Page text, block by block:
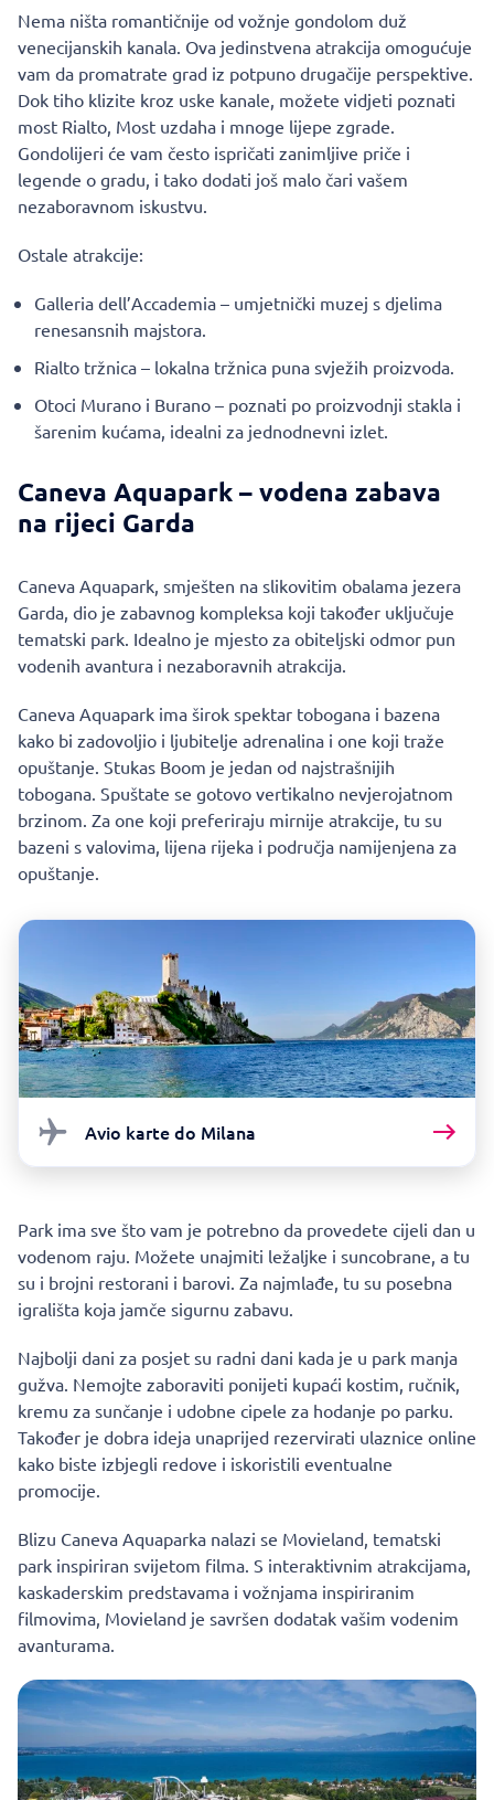
Nema ništa romantičnije od vožnje gondolom duž
venecijanskih kanala. Ova jedinstvena atrakcija omogućuje
vam da promatrate grad iz potpuno drugačije perspektive.
Dok tiho klizite kroz uske kanale, možete vidjeti poznati
most Rialto, Most uzdaha i mnoge lijepe zgrade.
Gondolijeri će vam često ispričati zanimljive priče i
legende o gradu, i tako dodati još malo čari vašem
nezaboravnom iskustvu.
Ostale atrakcije:
Galleria dell’Accademia – umjetnički muzej s djelima
renesansnih majstora.
Rialto tržnica – lokalna tržnica puna svježih proizvoda.
Otoci Murano i Burano – poznati po proizvodnji stakla i
šarenim kućama, idealni za jednodnevni izlet.
Caneva Aquapark – vodena zabava
na rijeci Garda
Caneva Aquapark, smješten na slikovitim obalama jezera
Garda, dio je zabavnog kompleksa koji također uključuje
tematski park. Idealno je mjesto za obiteljski odmor pun
vodenih avantura i nezaboravnih atrakcija.
Caneva Aquapark ima širok spektar tobogana i bazena
kako bi zadovoljio i ljubitelje adrenalina i one koji traže
opuštanje. Stukas Boom je jedan od najstrašnijih
tobogana. Spuštate se gotovo vertikalno nevjerojatnom
brzinom. Za one koji preferiraju mirnije atrakcije, tu su
bazeni s valovima, lijena rijeka i područja namijenjena za
opuštanje.
Avio karte do Milana
Park ima sve što vam je potrebno da provedete cijeli dan u
vodenom raju. Možete unajmiti ležaljke i suncobrane, a tu
su i brojni restorani i barovi. Za najmlađe, tu su posebna
igrališta koja jamče sigurnu zabavu.
Najbolji dani za posjet su radni dani kada je u park manja
gužva. Nemojte zaboraviti ponijeti kupaći kostim, ručnik,
kremu za sunčanje i udobne cipele za hodanje po parku.
Također je dobra ideja unaprijed rezervirati ulaznice online
kako biste izbjegli redove i iskoristili eventualne
promocije.
Blizu Caneva Aquaparka nalazi se Movieland, tematski
park inspiriran svijetom filma. S interaktivnim atrakcijama,
kaskaderskim predstavama i vožnjama inspiriranim
filmovima, Movieland je savršen dodatak vašim vodenim
avanturama.